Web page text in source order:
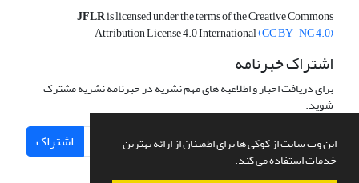
این وب سایت از کوکی ها برای اطمینان از ارائه بهترین
خدمات استفاده می کند.
JFLRis licensed under the terms of the Creative Commons
Attribution License 4.0 International(CC BY-NC 4.0)
اشتراک خبرنامه
برای دریافت اخبار و اطلاعیه های مهم نشریه در خبرنامه نشریه مشترک
شوید.
اشتراک